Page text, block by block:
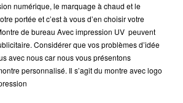
numérique, le marquage à chaud et le
portée et c’est à vous d’en choisir votre
de bureau Avec impression UV peuvent
Considérer que vos problèmes d’idée
avec nous car nous vous présentons
personnalisé. Il s’agit du montre avec logo